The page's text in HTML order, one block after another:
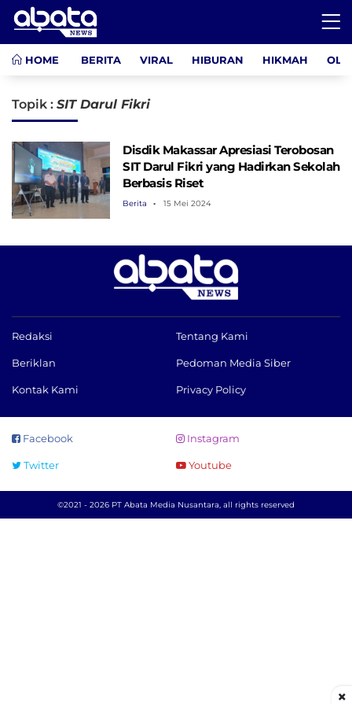
HOME BERITA VIRAL HIBURAN HIKMAH
Topik : SIT Darul Fikri
Disdik Makassar Apresiasi Terobosan
SIT Darul Fikri yang Hadirkan Sekolah
Berbasis Riset
Berita 15 Mei 2024
Redaksi Tentang Kami
Beriklan Pedoman Media Siber
Kontak Kami Privacy Policy
Facebook Instagram
Twitter Youtube
©2021 - 2026 PT Abata Media Nusantara, all rights reserved
×